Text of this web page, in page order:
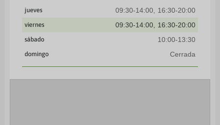
jueves 09:30-14:00 16:30-20:00
viernes 09:30-14:00 16:30-20:00
sábado 10:00-13:30
domingo Cerrada